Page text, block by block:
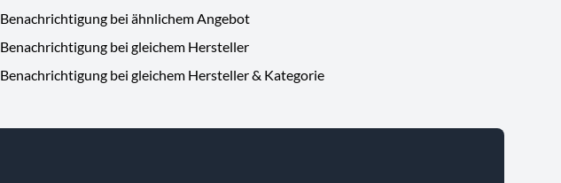
Benachrichtigung bei ähnlichem Angebot
Benachrichtigung bei gleichem Hersteller
Benachrichtigung bei gleichem Hersteller & Kategorie